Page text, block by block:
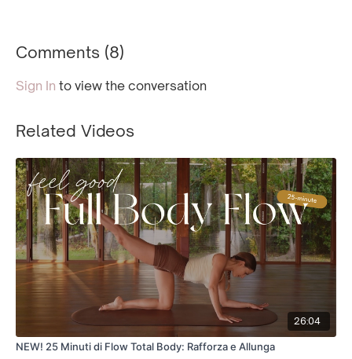
Comments (8)
Sign In to view the conversation
Related Videos
26:04
NEW! 25 Minuti di Flow Total Body: Rafforza e Allunga